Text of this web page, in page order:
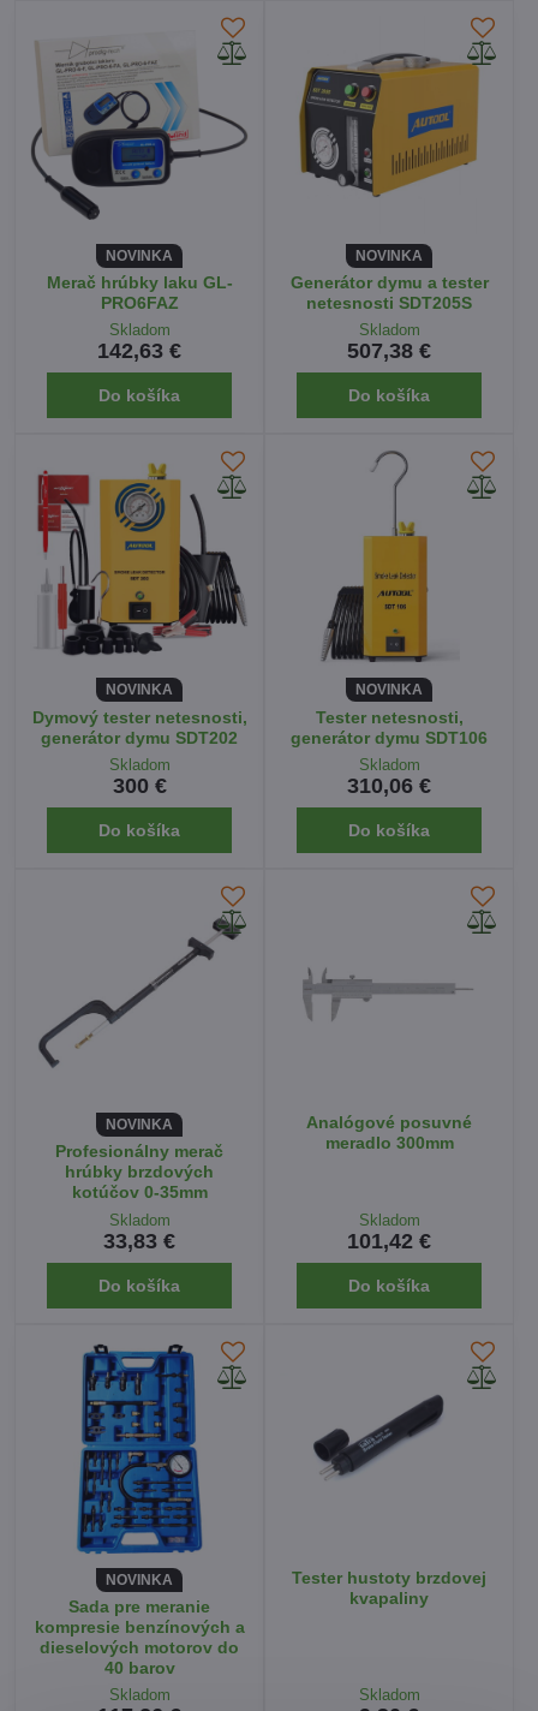
NOVINKA
Merač hrúbky laku GL-
PRO6FAZ
Skladom
142,63 €
Do košíka
NOVINKA
Generátor dymu a tester
netesnosti SDT205S
Skladom
507,38 €
Do košíka
NOVINKA
Dymový tester netesnosti,
generátor dymu SDT202
Skladom
300 €
Do košíka
NOVINKA
Tester netesnosti,
generátor dymu SDT106
Skladom
310,06 €
Do košíka
NOVINKA
Profesionálny merač
hrúbky brzdových
kotúčov 0-35mm
Skladom
33,83 €
Do košíka
Analógové posuvné
meradlo 300mm
Skladom
101,42 €
Do košíka
NOVINKA
Sada pre meranie
kompresie benzínových a
dieselových motorov do
40 barov
Skladom
Tester hustoty brzdovej
kvapaliny
Skladom